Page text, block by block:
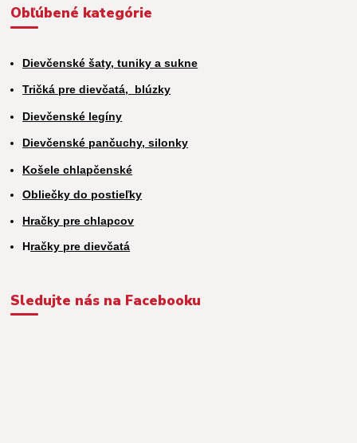
Obľúbené kategórie
Dievčenské šaty, tuniky a sukne
Tričká pre dievčatá, blúzky
Dievčenské legíny
Dievčenské pančuchy, silonky
Košele chlapčenské
Obliečky do postieľky
Hračky pre chlapcov
Hračky pre dievčatá
Sledujte nás na Facebooku